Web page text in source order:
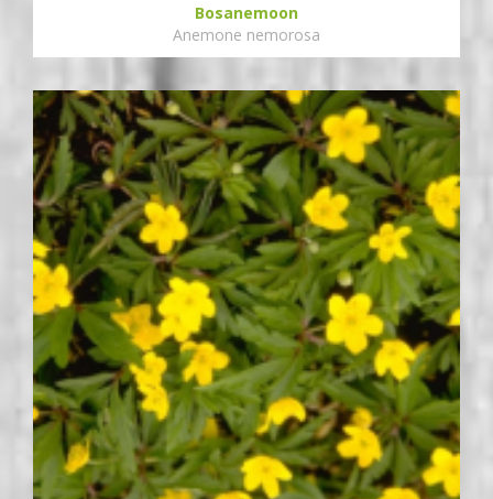
Bosanemoon
Anemone nemorosa